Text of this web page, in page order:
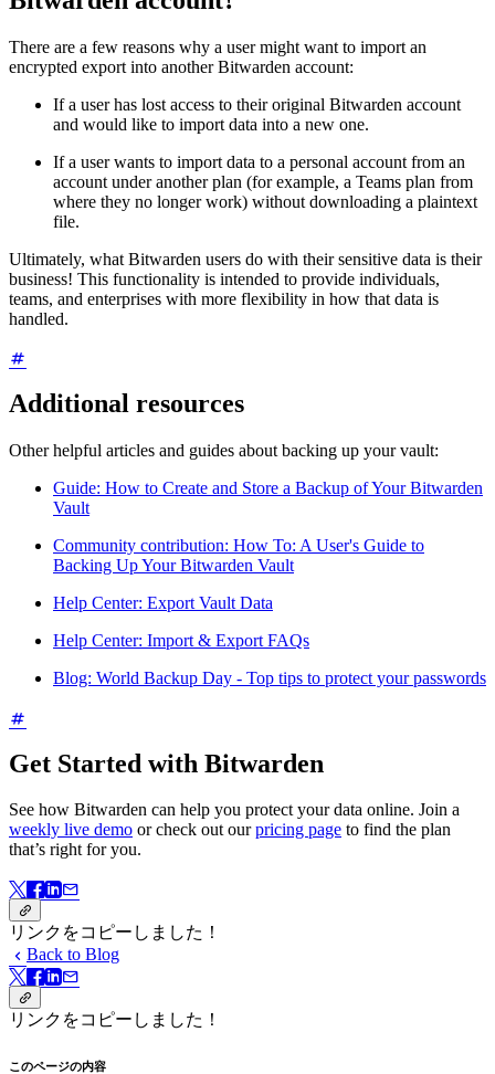
There are a few reasons why a user might want to import an
encrypted export into another Bitwarden account:
If a user has lost access to their original Bitwarden account
and would like to import data into a new one.
If a user wants to import data to a personal account from an
account under another plan (for example, a Teams plan from
where they no longer work) without downloading a plaintext
file.
Ultimately, what Bitwarden users do with their sensitive data is their
business! This functionality is intended to provide individuals,
teams, and enterprises with more flexibility in how that data is
handled.
Additional resources
Other helpful articles and guides about backing up your vault:
Guide: How to Create and Store a Backup of Your Bitwarden
Vault
Community contribution: How To: A User's Guide to
Backing Up Your Bitwarden Vault
Help Center: Export Vault Data
Help Center: Import & Export FAQs
Blog: World Backup Day - Top tips to protect your passwords
Get Started with Bitwarden
See how Bitwarden can help you protect your data online. Join a
weekly live demo or check out ourpricing page to find the plan
that’s right for you.
リンクをコピーしました！
Back to Blog
リンクをコピーしました！
このページの内容